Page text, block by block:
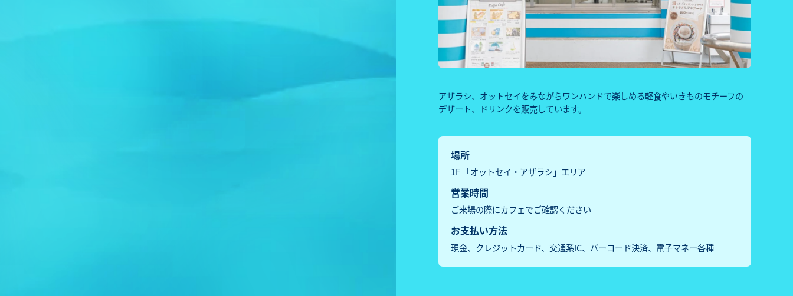
アザラシ、オットセイをみながらワンハンドで楽しめる軽食やいきものモチーフの
デザート、ドリンクを販売しています。
場所
1F 「オットセイ・アザラシ」エリア
営業時間
ご来場の際にカフェでご確認ください
お支払い方法
現金、クレジットカード、交通系IC、バーコード決済、電子マネー各種